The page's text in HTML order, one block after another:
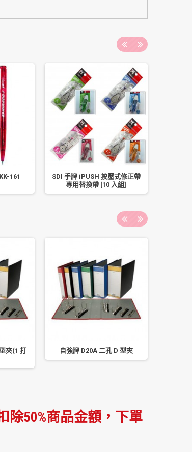
161
SDI 手牌 iPUSH 按壓式修正帶
專用替換帶 [10 入組]
夾(1 打
自強牌 D20A 二孔 D 型夾
除50%商品金額，下單